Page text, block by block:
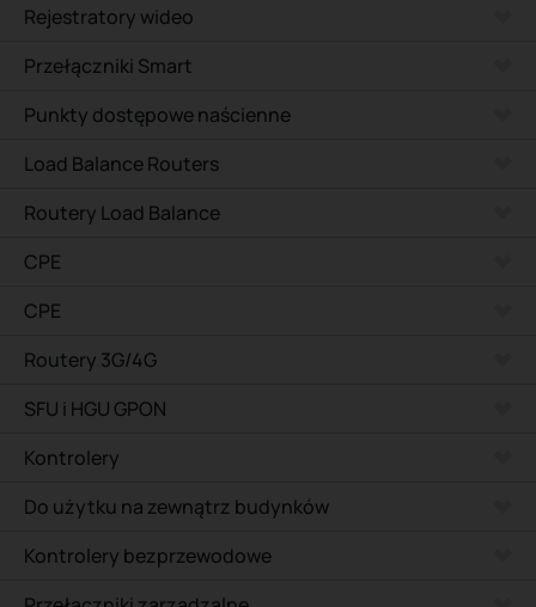
Rejestratory wideo
Przełączniki Smart
Punkty dostępowe naścienne
Load Balance Routers
Routery Load Balance
CPE
CPE
Routery 3G/4G
SFU i HGU GPON
Kontrolery
Do użytku na zewnątrz budynków
Kontrolery bezprzewodowe